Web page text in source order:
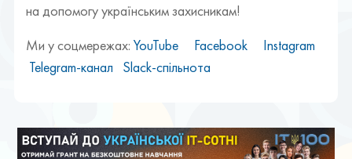
на допомогу українським захисникам!
Ми у соцмережах: YouTube Facebook
Instagram
Telegram-канал
Slack-спільнота